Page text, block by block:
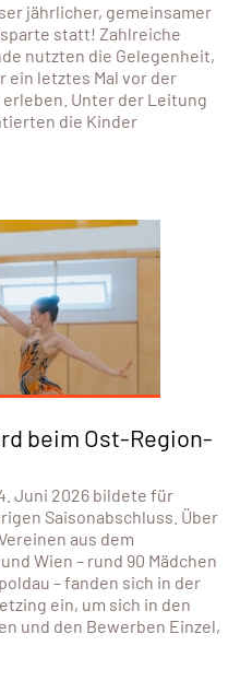
jährlicher, gemeinsamer
statt! Zahlreiche
nutzten die Gelegenheit,
ein letztes Mal vor der
erleben. Unter der Leitung
die Kinder
beim Ost-Region-
Juni 2026 bildete für
Saisonabschluss. Über
aus dem
Wien – rund 90 Mädchen
– fanden sich in der
ein, um sich in den
und den Bewerben Einzel,